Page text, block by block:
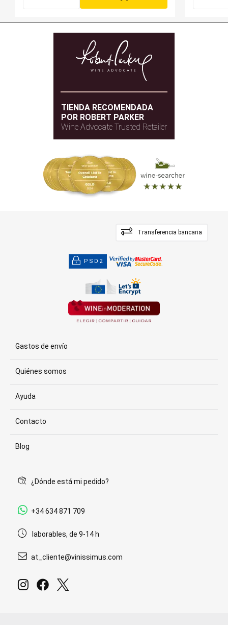
TIENDA RECOMENDADA
POR ROBERT PARKER
Wine Advocate Trusted Retailer
Transferencia bancaria
PSD2
Gastos de envío
Quiénes somos
Ayuda
Contacto
Blog
¿Dónde está mi pedido?
+34 634 871 709
laborables, de 9-14 h
at_cliente@vinissimus.com